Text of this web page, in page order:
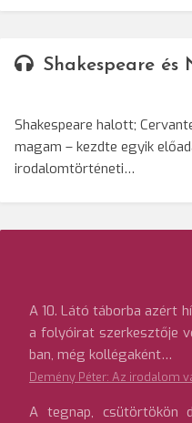
Shakespeare és
Shakespeare halott;
magam – kezdte egyik
irodalomtörténeti…
A 10. Látó táborba azért
a folyóirat szerkesztője
ban, még kollégaként…
Demény Péter: Az irodalom
A tegnap, csütörtökön